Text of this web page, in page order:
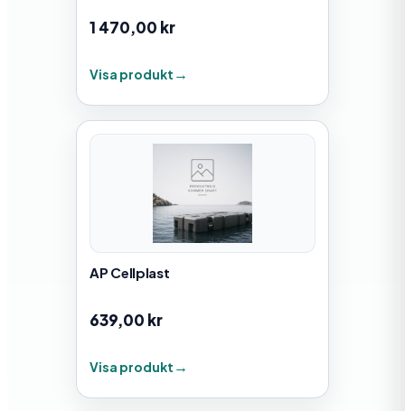
1 470,00 kr
Visa produkt
AP Cellplast
639,00 kr
Visa produkt